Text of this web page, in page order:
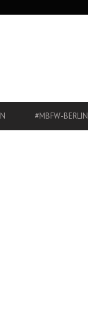
#MBFW-BERLIN